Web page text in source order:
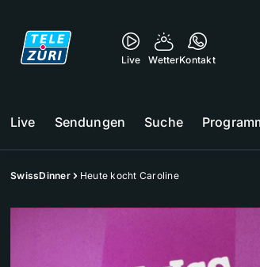
Live WetterKontakt
Live Sendungen Suche
SwissDinner Heute kocht Caroline